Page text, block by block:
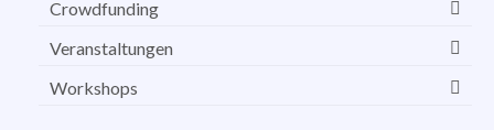
Crowdfunding
Veranstaltungen
Workshops